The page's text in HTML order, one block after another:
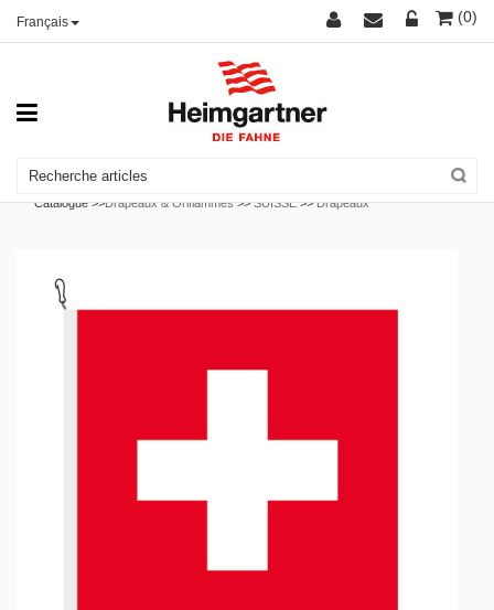
Français (0)
Catalogue >>Drapeaux & Oriflammes >>SUISSE >>Drapeaux